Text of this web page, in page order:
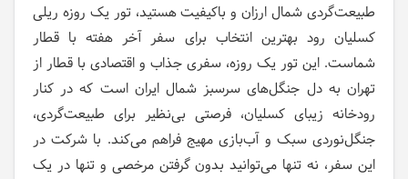
طبیعت‌گردی شمال ارزان و باکیفیت هستید، تور یک روزه ریلی
کسلیان رود بهترین انتخاب برای سفر آخر هفته با قطار
شماست. این تور یک روزه، سفری جذاب و اقتصادی با قطار از
تهران به دل جنگل‌های سرسبز شمال ایران است که در کنار
رودخانه زیبای کسلیان، فرصتی بی‌نظیر برای طبیعت‌گردی،
جنگل‌نوردی سبک و آب‌بازی مهیج فراهم می‌کند. با شرکت در
این سفر، نه تنها می‌توانید بدون گرفتن مرخصی و تنها در یک